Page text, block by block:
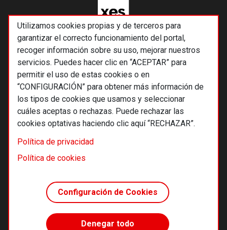
Utilizamos cookies propias y de terceros para
garantizar el correcto funcionamiento del portal,
recoger información sobre su uso, mejorar nuestros
servicios. Puedes hacer clic en “ACEPTAR” para
permitir el uso de estas cookies o en
“CONFIGURACIÓN” para obtener más información de
los tipos de cookies que usamos y seleccionar
cuáles aceptas o rechazas. Puede rechazar las
cookies optativas haciendo clic aquí “RECHAZAR”.
Política de privacidad
Política de cookies
Configuración de Cookies
Denegar todo
© 2026 Alternativas económicas SCCL
Footer
Términos y condiciones de uso
Política de cookies
Principios editoriales